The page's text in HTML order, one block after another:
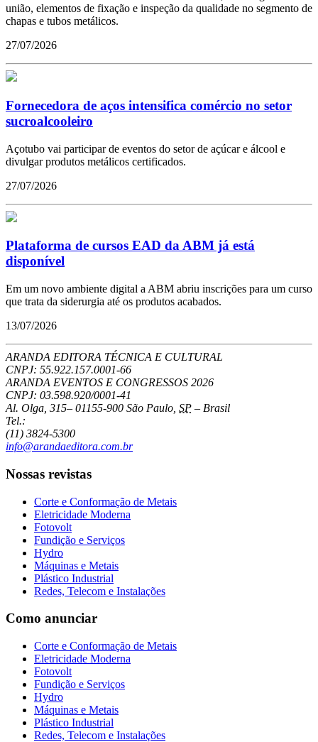
união, elementos de fixação e inspeção da qualidade no segmento de
chapas e tubos metálicos.
27/07/2026
Fornecedora de aços intensifica comércio no setor
sucroalcooleiro
Açotubo vai participar de eventos do setor de açúcar e álcool e
divulgar produtos metálicos certificados.
27/07/2026
Plataforma de cursos EAD da ABM já está
disponível
Em um novo ambiente digital a ABM abriu inscrições para um curso
que trata da siderurgia até os produtos acabados.
13/07/2026
ARANDA EDITORA TÉCNICA E CULTURAL
CNPJ: 55.922.157.0001-66
ARANDA EVENTOS E CONGRESSOS 2026
CNPJ: 03.598.920/0001-41
Al. Olga, 315– 01155-900 São Paulo SP – Brasil
Tel.:
(11) 3824-5300
info@arandaeditora.com.br
Nossas revistas
Corte e Conformação de Metais
Eletricidade Moderna
Fotovolt
Fundição e Serviços
Hydro
Máquinas e Metais
Plástico Industrial
Redes, Telecom e Instalações
Como anunciar
Corte e Conformação de Metais
Eletricidade Moderna
Fotovolt
Fundição e Serviços
Hydro
Máquinas e Metais
Plástico Industrial
Redes, Telecom e Instalações